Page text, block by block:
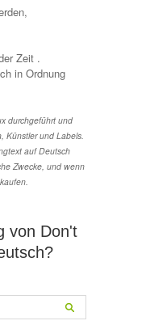
Zeit .
in Ordnung
durchgeführt und
Künstler und Labels.
auf Deutsch
Zwecke, und wenn
von Don't